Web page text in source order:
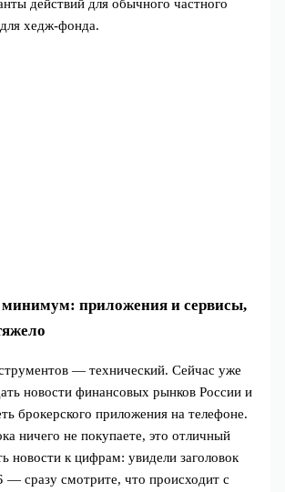
действий для обычного частного
хедж‑фонда.
минимум: приложения и сервисы,
— технический. Сейчас уже
новости финансовых рынков России и
брокерского приложения на телефоне.
ничего не покупаете, это отличный
новости к цифрам: увидели заголовок
сразу смотрите, что происходит с